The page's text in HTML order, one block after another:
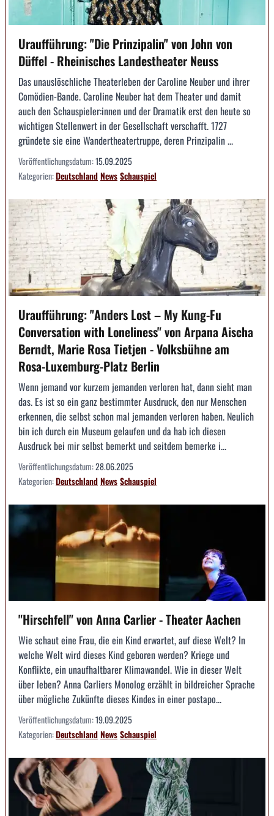
Uraufführung: "Die Prinzipalin" von John von
Düffel - Rheinisches Landestheater Neuss
Das unauslöschliche Theaterleben der Caroline Neuber und ihrer
Comödien-Bande. Caroline Neuber hat dem Theater und damit
auch den Schauspieler:innen und der Dramatik erst den heute so
wichtigen Stellenwert in der Gesellschaft verschafft. 1727
gründete sie eine Wandertheatertruppe, deren Prinzipalin ...
Veröffentlichungsdatum:15.09.2025
Kategorien:DeutschlandNewsSchauspiel
Uraufführung: "Anders Lost – My Kung-Fu
Conversation with Loneliness" von Arpana Aischa
Berndt, Marie Rosa Tietjen - Volksbühne am
Rosa-Luxemburg-Platz Berlin
Wenn jemand vor kurzem jemanden verloren hat, dann sieht man
das. Es ist so ein ganz bestimmter Ausdruck, den nur Menschen
erkennen, die selbst schon mal jemanden verloren haben. Neulich
bin ich durch ein Museum gelaufen und da hab ich diesen
Ausdruck bei mir selbst bemerkt und seitdem bemerke i...
Veröffentlichungsdatum:28.06.2025
Kategorien:DeutschlandNewsSchauspiel
"Hirschfell" von Anna Carlier - Theater Aachen
Wie schaut eine Frau, die ein Kind erwartet, auf diese Welt? In
welche Welt wird dieses Kind geboren werden? Kriege und
Konflikte, ein unaufhaltbarer Klimawandel. Wie in dieser Welt
über leben? Anna Carliers Monolog erzählt in bildreicher Sprache
über mögliche Zukünfte dieses Kindes in einer postapo...
Veröffentlichungsdatum:19.09.2025
Kategorien:DeutschlandNewsSchauspiel